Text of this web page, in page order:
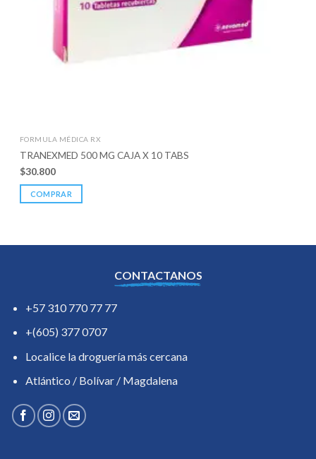
FORMULA MÉDICA RX
TRANEXMED 500 MG CAJA X 10 TABS
$30.800
COMPRAR
CONTACTANOS
+57 310 770 77 77
+(605) 377 0707
Localice la droguería más cercana
Atlántico / Bolívar / Magdalena